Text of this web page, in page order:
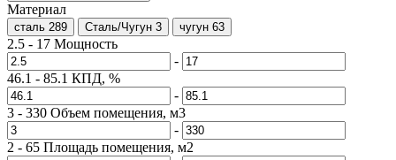
Материал
сталь 289 Сталь/Чугун 3 чугун 63
2.5 - 17 Мощность
-
46.1 - 85.1 КПД, %
-
3 - 330 Объем помещения, м3
-
2 - 65 Площадь помещения, м2